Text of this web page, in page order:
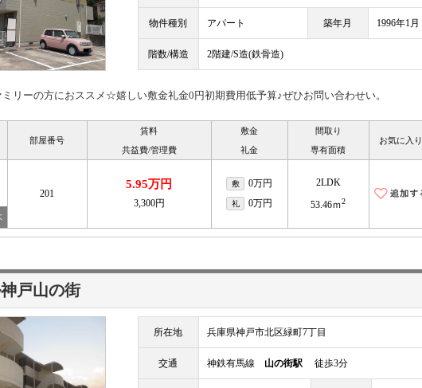
物件種別 アパート 築年月 1996年1月
階数/構造 2階建/S造(鉄骨造)
ミリーの方におススメ☆嬉しい敷金礼金0円初期費用低予算♪ぜひお問い合わせい。
部屋番号
賃料
共益費/管理費
敷金
礼金
間取り
専有面積
お気に入り
201
5.95万円
3,300円
敷 0万円
礼 0万円
2LDK
53.46ｍ2
戸山の街
所在地 兵庫県神戸市北区緑町7丁目
交通 神鉄有馬線 山の街駅徒歩3分